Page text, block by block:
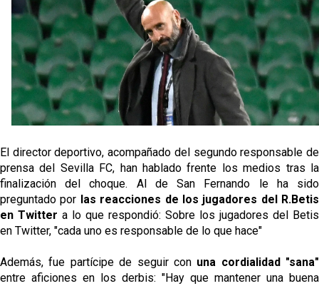
El Sevilla oficializa el traspaso de Sow
Miguel Sierra: La temporada pasada se vio
reflejado que podemos tirar para delante y
trabajamos con ilusión
Diomande ya es madridista mientras Rodri agita el
mercado
El director deportivo, acompañado del segundo responsable de
prensa del Sevilla FC, han hablado frente los medios tras la
finalización del choque. Al de San Fernando le ha sido
preguntado por las reacciones de los jugadores del R.Betis
en Twitter a lo que respondió: Sobre los jugadores del Betis
en Twitter, "cada uno es responsable de lo que hace"
Además, fue partícipe de seguir con una cordialidad "sana"
entre aficiones en los derbis: "Hay que mantener una buena